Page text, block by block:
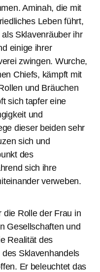
Aminah, die mit
Leben führt,
Sklavenräuber ihr
einige ihrer
zwingen. Wurche,
Chiefs, kämpft mit
und Bräuchen
sich tapfer eine
und
dieser beiden sehr
sich und
des
sich ihre
verweben.
die Rolle der Frau in
Gesellschaften und
Realität des
Sklavenhandels
Er beleuchtet das